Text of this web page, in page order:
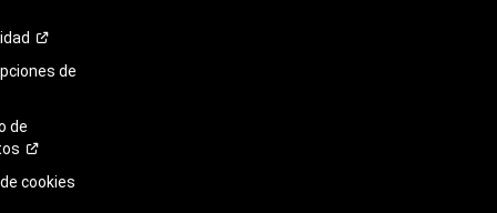
de
de
cookies